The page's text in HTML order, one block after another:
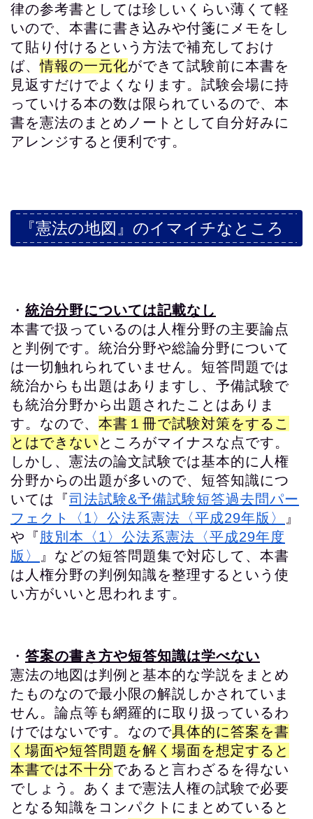
律の参考書としては珍しいくらい薄くて軽
いので、本書に書き込みや付箋にメモをし
て貼り付けるという方法で補充しておけ
ば、情報の一元化ができて試験前に本書を
見返すだけでよくなります。試験会場に持
っていける本の数は限られているので、本
書を憲法のまとめノートとして自分好みに
アレンジすると便利です。
『憲法の地図』のイマイチなところ
・ 統治分野については記載なし
本書で扱っているのは人権分野の主要論点
と判例です。統治分野や総論分野について
は一切触れられていません。短答問題では
統治からも出題はありますし、予備試験で
も統治分野から出題されたことはありま
す。なので、 本書１冊で試験対策をするこ
とはできない ところがマイナスな点です。
しかし、憲法の論文試験では基本的に人権
分野からの出題が多いので、短答知識につ
いては『司法試験&予備試験短答過去問パー
フェクト〈1〉公法系憲法〈平成29年版〉
』
や『 肢別本〈1〉公法系憲法〈平成29年度
版〉
』などの短答問題集で対応して、本書
は人権分野の判例知識を整理するという使
い方がいいと思われます。
・ 答案の書き方や短答知識は学べない
憲法の地図は判例と基本的な学説をまとめ
たものなので最小限の解説しかされていま
せん。論点等も網羅的に取り扱っているわ
けではないです。なので具体的に答案を書
く場面や短答問題を解く場面を想定すると
本書では不十分であると言わざるを得ない
でしょう。あくまで憲法人権の試験で必要
となる知識をコンパクトにまとめていると